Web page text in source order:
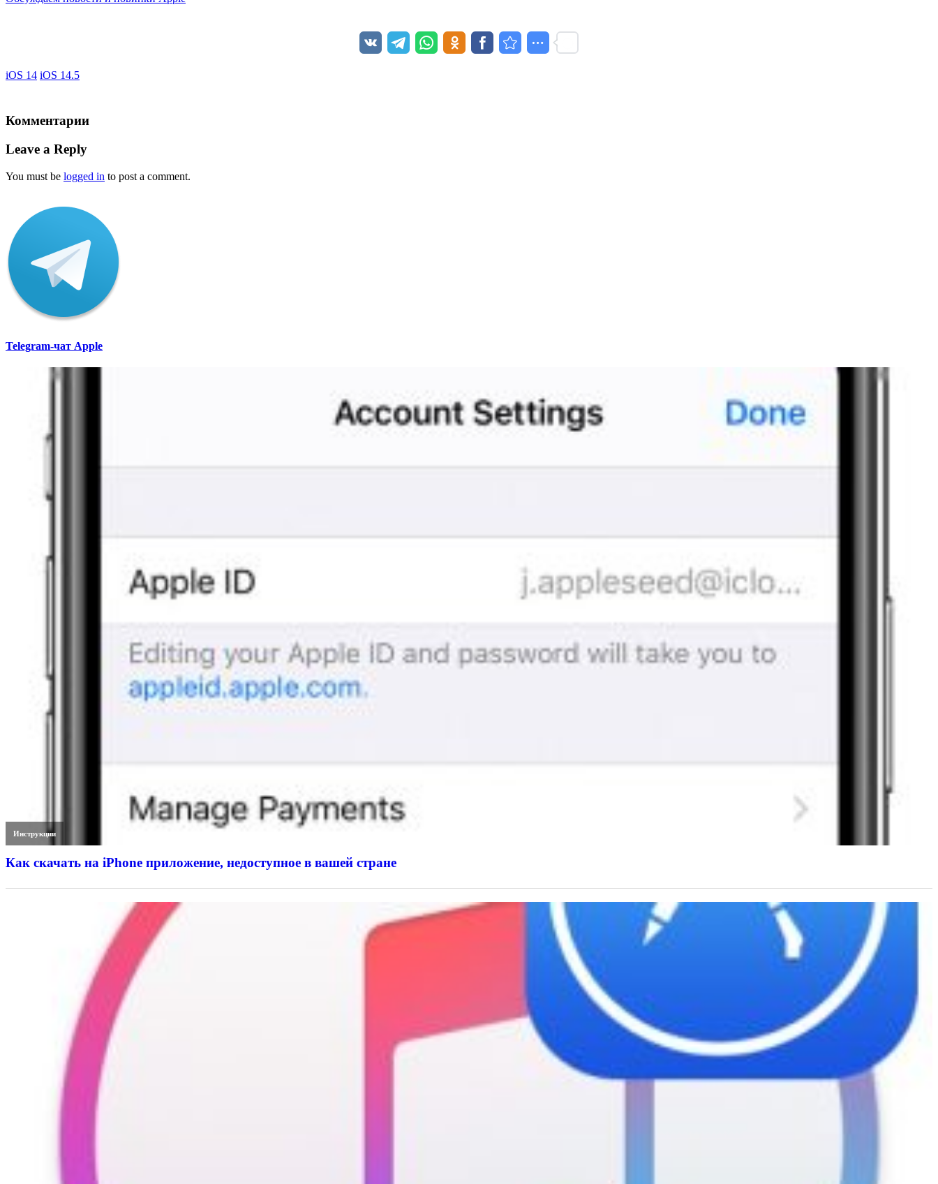
iOS 14 iOS 14.5
Комментарии
Leave a Reply
You must be logged in to post a comment.
Telegram-чат Apple
Инструкции
Как скачать на iPhone приложение, недоступное в вашей стране